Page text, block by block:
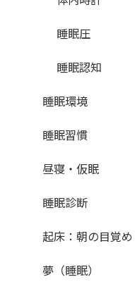
睡眠圧
睡眠認知
睡眠環境
睡眠習慣
昼寝・仮眠
睡眠診断
起床：朝の目覚め
夢（睡眠）